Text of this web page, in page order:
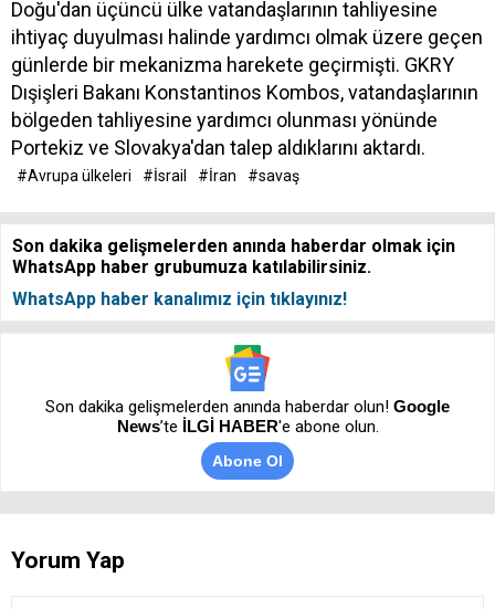
Doğu'dan üçüncü ülke vatandaşlarının tahliyesine
ihtiyaç duyulması halinde yardımcı olmak üzere geçen
günlerde bir mekanizma harekete geçirmişti. GKRY
Dışişleri Bakanı Konstantinos Kombos, vatandaşlarının
bölgeden tahliyesine yardımcı olunması yönünde
Portekiz ve Slovakya'dan talep aldıklarını aktardı.
#Avrupa ülkeleri #İsrail #İran #savaş
Son dakika gelişmelerden anında haberdar olmak için
WhatsApp haber grubumuza katılabilirsiniz.
WhatsApp haber kanalımız için tıklayınız!
Son dakika gelişmelerden anında haberdar olun! Google
News’te İLGİ HABER'e abone olun.
Abone Ol
Yorum Yap